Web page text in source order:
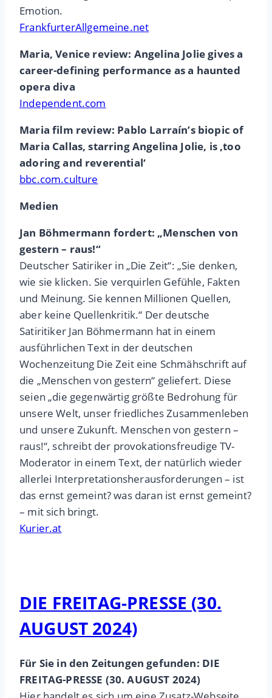
Emotion.
FrankfurterAllgemeine.net
Maria, Venice review: Angelina Jolie gives a
career-defining performance as a haunted
opera diva
Independent.com
Maria film review: Pablo Larraín’s biopic of
Maria Callas, starring Angelina Jolie, is ‚too
adoring and reverential‘
bbc.com.culture
Medien
Jan Böhmermann fordert: „Menschen von
gestern – raus!“
Deutscher Satiriker in „Die Zeit“: „Sie denken,
wie sie klicken. Sie verquirlen Gefühle, Fakten
und Meinung. Sie kennen Millionen Quellen,
aber keine Quellenkritik.“ Der deutsche
Satiritiker Jan Böhmermann hat in einem
ausführlichen Text in der deutschen
Wochenzeitung Die Zeit eine Schmähschrift auf
die „Menschen von gestern“ geliefert. Diese
seien „die gegenwärtig größte Bedrohung für
unsere Welt, unser friedliches Zusammenleben
und unsere Zukunft. Menschen von gestern –
raus!“, schreibt der provokationsfreudige TV-
Moderator in einem Text, der natürlich wieder
allerlei Interpretationsherausforderungen – ist
das ernst gemeint? was daran ist ernst gemeint?
– mit sich bringt.
Kurier.at
DIE FREITAG-PRESSE (30.
AUGUST 2024)
Für Sie in den Zeitungen gefunden: DIE
FREITAG-PRESSE (30. AUGUST 2024)